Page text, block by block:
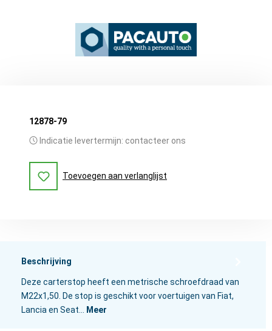
12878-79
Indicatie levertermijn: contacteer ons
Toevoegen aan verlanglijst
Beschrijving
Deze carterstop heeft een metrische schroefdraad van
M22x1,50. De stop is geschikt voor voertuigen van Fiat,
Lancia en Seat… Meer